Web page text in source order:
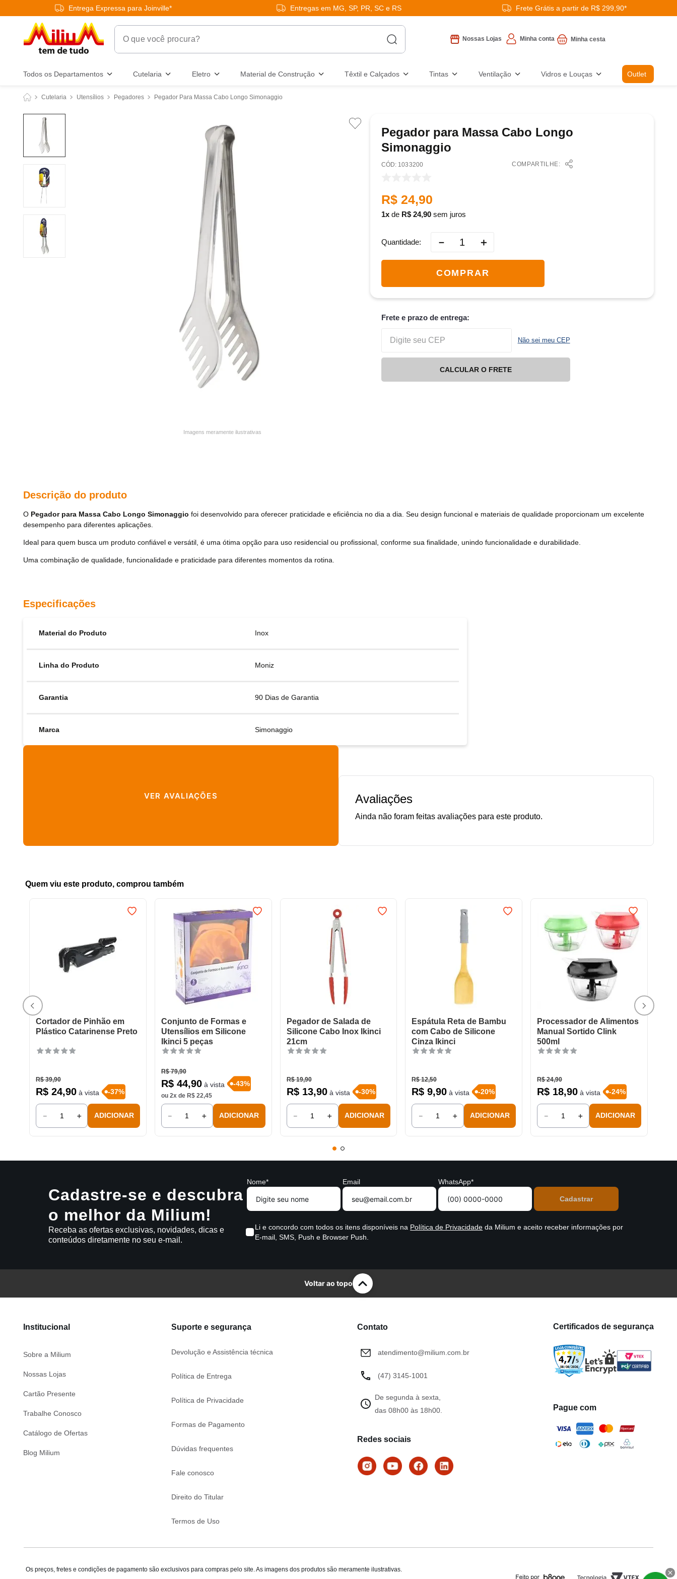
Entrega Expressa para Joinville* Entregas em MG, SP, PR, SC e RS Frete Grátis a partir de R$ 299,90*
O que você procura?
Nossas Lojas Minha conta
Todos os Departamentos Cutelaria Eletro Material de Construção Têxtil e Calçados Tintas Ventilação Vidros e Louças Outlet
Cutelaria Utensílios Pegadores Pegador Para Massa Cabo Longo Simonaggio
Imagens meramente ilustrativas
Pegador para Massa Cabo Longo
Simonaggio
: 1033200 COMPARTILHE:
R$ 24,90
1 de R$ 24,90sem juros
Quantidade ＋
－
COMPRAR
Frete e prazo de entrega:
Não sei meu CEP
CALCULAR O FRETE
Descrição do produto
O Pegador para Massa Cabo Longo Simonaggio foi desenvolvido para oferecer praticidade e eficiência no dia a dia. Seu design funcional e materiais de qualidade proporcionam um excelente
desempenho para diferentes aplicações.
Ideal para quem busca um produto confiável e versátil, é uma ótima opção para uso residencial ou profissional, conforme sua finalidade, unindo funcionalidade e durabilidade.
Uma combinação de qualidade, funcionalidade e praticidade para diferentes momentos da rotina.
Especificações
Material do Produto Inox
Linha do Produto Moniz
Garantia 90 Dias de Garantia
Marca Simonaggio
VER AVALIAÇÕES Avaliações
Quem viu este produto, comprou também
Cortador de Pinhão em
Plástico Catarinense Preto
R$ 39,90
R$ 24,90à vista -37%
＋
－ ADICIONAR
Conjunto de Formas e
Utensílios em Silicone
Ikinci 5 peças
R$ 79,90
R$ 44,90à vista -43%
ou 2x de R$ 22,45
＋
－ ADICIONAR
Pegador de Salada de
Silicone Cabo Inox Ikinci
21cm
R$ 19,90
R$ 13,90à vista -30%
＋
－ ADICIONAR
Espátula Reta de Bambu
com Cabo de Silicone
Cinza Ikinci
R$ 12,50
R$ 9,90 à vista -20%
＋
－ ADICIONAR
Processador de Alimentos
Manual Sortido Clink
500ml
R$ 24,90
R$ 18,90 à vista -24%
＋
－ ADICIONAR
Cadastre-se e descubra
o melhor da Milium!
Receba as ofertas exclusivas, novidades, dicas e
conteúdos diretamente no seu e-mail.
Nome* Email WhatsApp*
Li e concordo com todos os itens disponíveis na Política de Privacidade da Milium e aceito receber informações por
E-mail, SMS, Push e Browser Push.
Voltar ao topo
Institucional
Sobre a Milium
Nossas Lojas
Cartão Presente
Trabalhe Conosco
Catálogo de Ofertas
Blog Milium
Suporte e segurança
Devolução e Assistência técnica
Política de Entrega
Política de Privacidade
Formas de Pagamento
Dúvidas frequentes
Fale conosco
Direito do Titular
Termos de Uso
Contato
atendimento@milium.com.br
(47) 3145-1001
De segunda à sexta,
das 08h00 às 18h00.
Redes sociais
Certificados de segurança
Pague com
Os preços, fretes e condições de pagamento são exclusivos para compras pelo site. As imagens dos produtos são meramente ilustrativas.